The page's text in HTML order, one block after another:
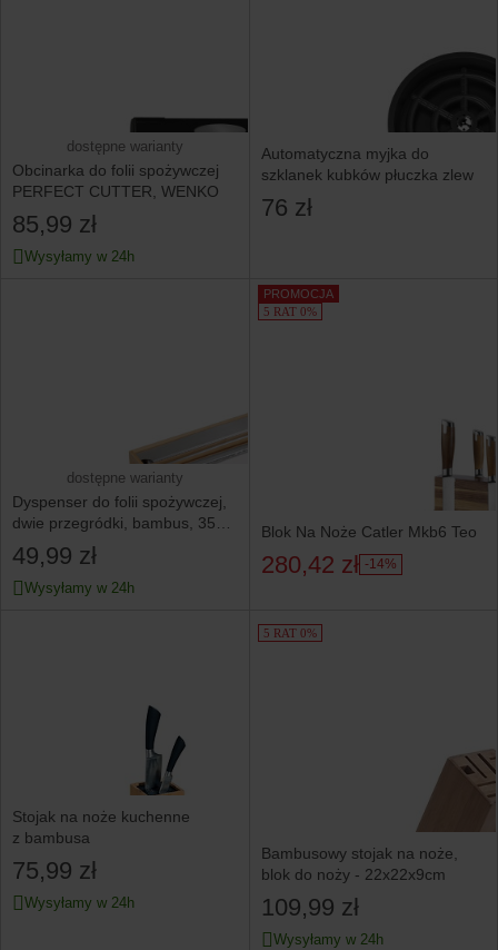
dostępne warianty
Obcinarka do folii spożywczej
PERFECT CUTTER, WENKO
85,99 zł
Wysyłamy w 24h
Automatyczna myjka do
szklanek kubków płuczka zlew
76 zł
dostępne warianty
Dyspenser do folii spożywczej,
dwie przegródki, bambus, 35
x 13 cm
49,99 zł
Wysyłamy w 24h
PROMOCJA
5 RAT 0%
Blok Na Noże Catler Mkb6 Teo
280,42 zł -14%
Stojak na noże kuchenne
z bambusa
75,99 zł
Wysyłamy w 24h
5 RAT 0%
Bambusowy stojak na noże,
blok do noży - 22x22x9cm
109,99 zł
Wysyłamy w 24h